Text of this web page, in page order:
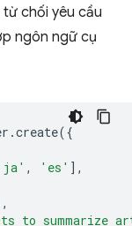
chối yêu cầu
ngôn ngữ cụ
.create({
, 'es' ],
to summarize